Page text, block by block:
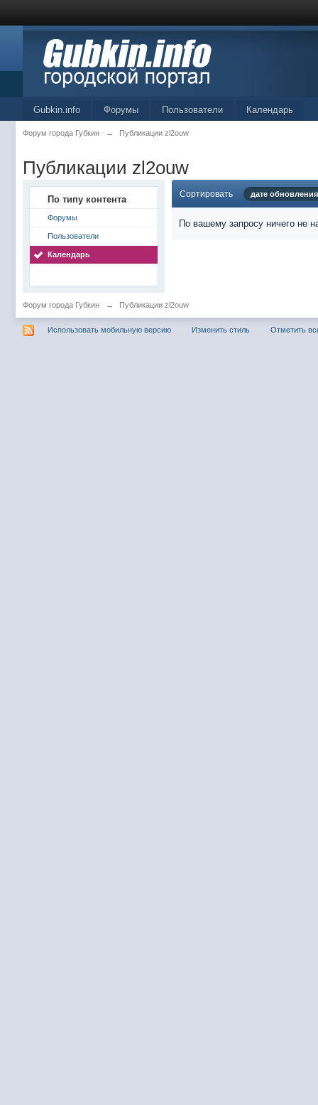
Gubkin.info Форумы Пользователи Календарь
Форум города Губкин → Публикации zl2ouw
Публикации zl2ouw
По типу контента
Форумы
Пользователи
Календарь
Сортировать дате обновления
По вашему запросу ничего не
Форум города Губкин → Публикации zl2ouw
Использовать мобильную версию Изменить стиль Отметить